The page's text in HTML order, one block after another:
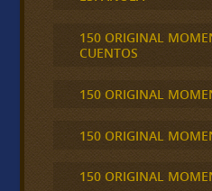
150 ORIGINAL
CUENTOS
150 ORIGINAL
150 ORIGINAL
150 ORIGINAL